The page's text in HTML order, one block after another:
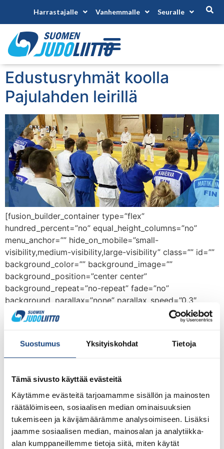
Suostumus Yksityiskohdat Tietoja
Tämä sivusto käyttää evästeitä
Käytämme evästeitä tarjoamamme sisällön ja mainosten
räätälöimiseen, sosiaalisen median ominaisuuksien
tukemiseen ja kävijämäärämme analysoimiseen. Lisäksi
jaamme sosiaalisen median, mainosalan ja analytiikka-
alan kumppaneillemme tietoja siitä, miten käytät
Harrastajalle Vanhemmalle Seuralle
Edustusryhmät koolla
Pajulahden leirillä
[fusion_builder_container type=”flex”
hundred_percent=”no” equal_height_columns=”no”
menu_anchor=”” hide_on_mobile=”small-
visibility,medium-visibility,large-visibility” class=”” id=””
background_color=”” background_image=””
background_position=”center center”
background_repeat=”no-repeat” fade=”no”
background_parallax=”none” parallax_speed=”0.3″
video_mp4=”” video_webm=”” video_ogv=””
video_url=”” video_aspect_ratio=”16:9″
video_preview_image=”” border_color=””
border_style=”solid” padding_top=””
[fusion_builder_row][fusion_builder_column type=”1_1″
layout=”1_1″ background_position=”left top”
background_color=”” border_color=””
border_style=”solid” border_position=”all”
spacing=”yes” background_image=””
background_repeat=”no-repeat” padding_top=””